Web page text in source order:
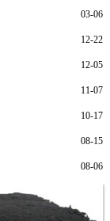
03-06
12-22
12-05
11-07
10-17
08-15
08-06